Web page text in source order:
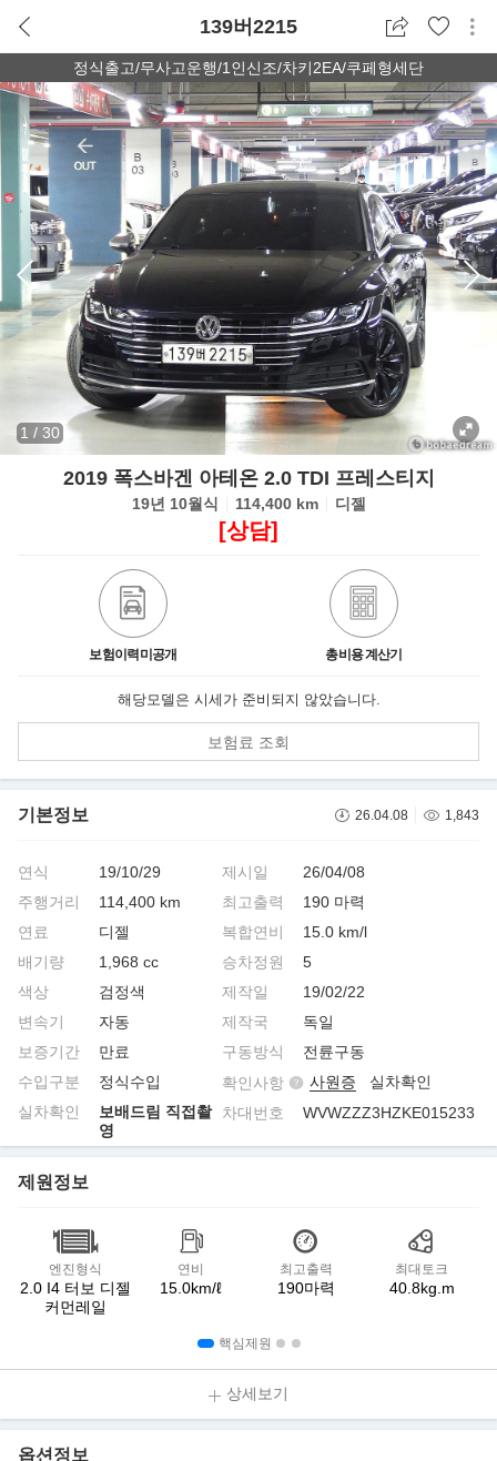
139버2215
정식출고/무사고운행/1인신조/차키2EA/쿠페형세단
1 / 30
2019 폭스바겐 아테온 2.0 TDI 프레스티지
19년 10월식 114,400 km 디젤
[상담]
보험이력미공개 총비용 계산기
해당모델은 시세가 준비되지 않았습니다.
보험료 조회
기본정보 26.04.08 1,843
연식
19/10/29
주행거리
114,400 km
연료
디젤
배기량
1,968 cc
색상
검정색
변속기
자동
보증기간
만료
수입구분
정식수입
실차확인
보배드림 직접촬
영
제시일
26/04/08
최고출력
190 마력
복합연비
15.0 km/l
승차정원
5
제작일
19/02/22
제작국
독일
구동방식
전륜구동
확인사항
사원증
실차확인
차대번호
WVWZZZ3HZKE015233
제원정보
엔진형식
2.0 I4 터보 디젤
커먼레일
연비
15.0km/ℓ
최고출력
190마력
최대토크
40.8kg.m
핵심제원
상세보기
옵션정보